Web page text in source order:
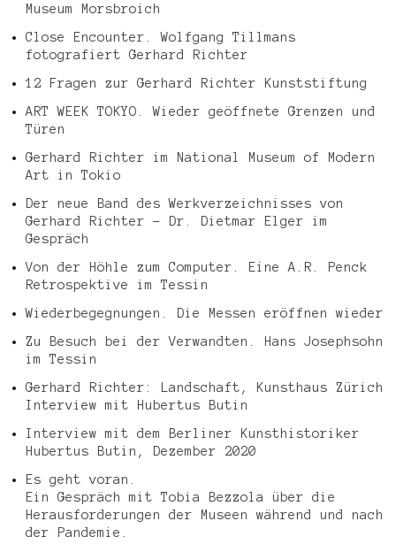
Museum Morsbroich
Close Encounter. Wolfgang Tillmans
fotografiert Gerhard Richter
12 Fragen zur Gerhard Richter Kunststiftung
ART WEEK TOKYO. Wieder geöffnete Grenzen und
Türen
Gerhard Richter im National Museum of Modern
Art in Tokio
Der neue Band des Werkverzeichnisses von
Gerhard Richter – Dr. Dietmar Elger im
Gespräch
Von der Höhle zum Computer. Eine A.R. Penck
Retrospektive im Tessin
Wiederbegegnungen. Die Messen eröffnen wieder
Zu Besuch bei der Verwandten. Hans Josephsohn
im Tessin
Gerhard Richter: Landschaft, Kunsthaus Zürich
Interview mit Hubertus Butin
Interview mit dem Berliner Kunsthistoriker
Hubertus Butin, Dezember 2020
Es geht voran.
Ein Gespräch mit Tobia Bezzola über die
Herausforderungen der Museen während und nach
der Pandemie.